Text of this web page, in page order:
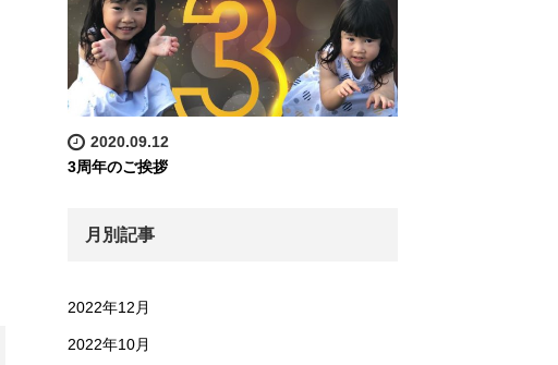
2020.09.12
3周年のご挨拶
月別記事
2022年12月
2022年10月